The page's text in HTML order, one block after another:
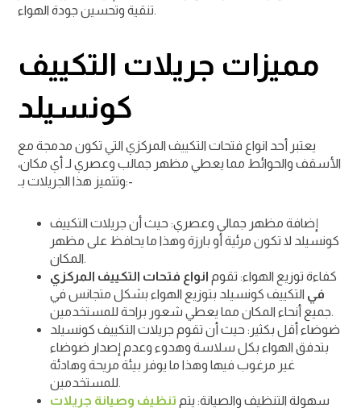
تنقية وتحسين جودة الهواء.
مميزات جريلات التكييف
كونسيلد
يعتبر أحد انواع فتحات التكييف المركزي التي تكون مدمجة مع
الأسقف والحوائط مما يعطي مظهر جمالب وعصري لـ أي مكان،
وتتميز هذا الجريلات بـ:-
إضافة مظهر جمالي وعصري: حيث أن جريلات التكييف
كونسيلد لا تكون مرئية أو بارزة وهذا ما يحافظ على مظهر
المكان.
كفاءة توزيع الهواء: تقوم انواع فتحات التكييف المركزي
في التكييف كونسيلد بتوزيع الهواء بشكل متجانس في
جميع أنحاء المكان مما يعطي شعور براحة للمستخدمين.
ضوضاء أقل بكثير: حيث أن تقوم جريلات التكييف كونسيلد
بتدفق الهواء بكل سلاسة وهدوء وعدم إصدار ضوضاء
غير مرغوب فيها وهذا ما يوفر بيئة مريحة وهادئة
للمستخدمين.
سهولة التنظيف والصيانة: يتم تنظيف وصيانة جريلات